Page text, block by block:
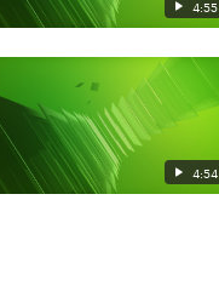
4:55
4:54